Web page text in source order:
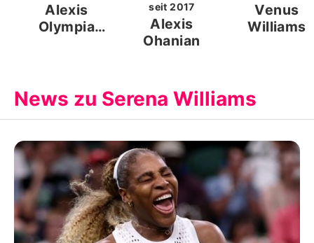
Alexis
Olympia
seit2017
Alexis
Ohanian
Venus
Williams
News zu Serena Williams